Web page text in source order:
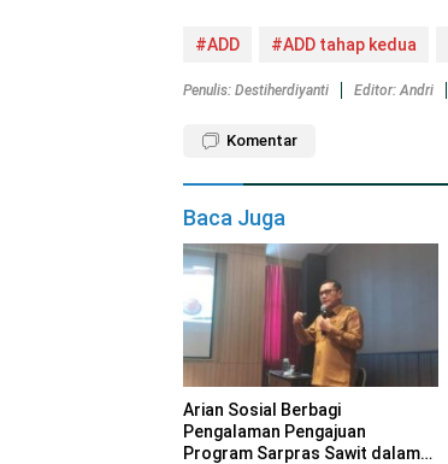
#ADD #ADD tahap kedua
Penulis: Destiherdiyanti Editor: Andri
Komentar
Baca Juga
Arian Sosial Berbagi
Pengalaman Pengajuan
Program Sarpras Sawit dalam